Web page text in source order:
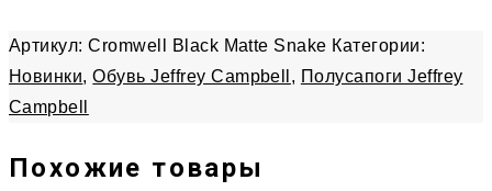
Артикул:Cromwell Black Matte Snake Категории:
Новинки,Обувь Jeffrey Campbell , Полусапоги Jeffrey
Campbell
Похожие товары